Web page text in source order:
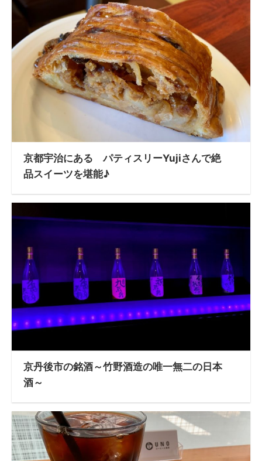
京都宇治にある パティスリーYujiさんで絶
品スイーツを堪能♪
京丹後市の銘酒～竹野酒造の唯一無二の日本
酒～